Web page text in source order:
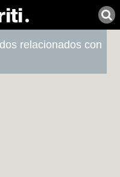
relacionados con